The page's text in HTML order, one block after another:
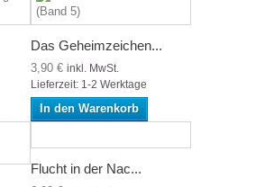
Das Geheimzeichen...
3,90 € inkl. MwSt.
Lieferzeit: 1-2 Werktage
In den Warenkorb
Flucht in der Nac...